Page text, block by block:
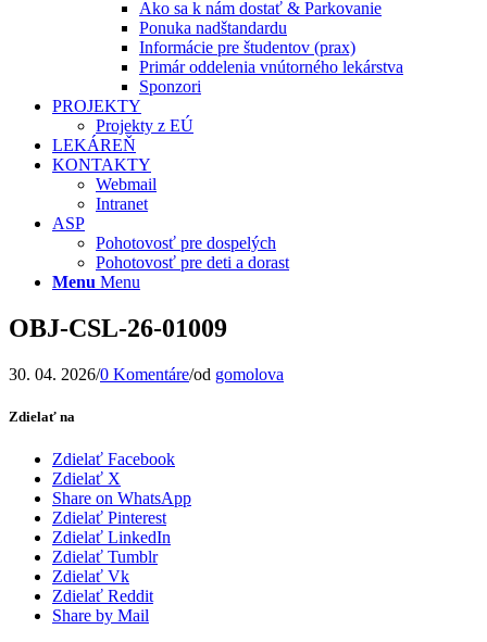
Ako sa k nám dostať & Parkovanie
Ponuka nadštandardu
Informácie pre študentov (prax)
Primár oddelenia vnútorného lekárstva
Sponzori
PROJEKTY
Projekty z EÚ
LEKÁREŇ
KONTAKTY
Webmail
Intranet
ASP
Pohotovosť pre dospelých
Pohotovosť pre deti a dorast
Menu Menu
OBJ-CSL-26-01009
30. 04. 2026/0 Komentáre/od gomolova
Zdielať na
Zdielať Facebook
Zdielať X
Share on WhatsApp
Zdielať Pinterest
Zdielať LinkedIn
Zdielať Tumblr
Zdielať Vk
Zdielať Reddit
Share by Mail